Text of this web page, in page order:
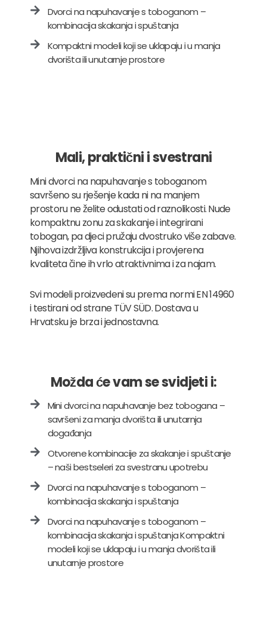
Dvorci na napuhavanje s toboganom –
kombinacija skakanja i spuštanja
Kompaktni modeli koji se uklapaju i u manja
dvorišta ili unutarnje prostore
Mali, praktični i svestrani
Mini dvorci na napuhavanje s toboganom
savršeno su rješenje kada ni na manjem
prostoru ne želite odustati od raznolikosti. Nude
kompaktnu zonu za skakanje i integrirani
tobogan, pa djeci pružaju dvostruko više zabave.
Njihova izdržljiva konstrukcija i provjerena
kvaliteta čine ih vrlo atraktivnima i za najam.
Svi modeli proizvedeni su prema normi EN 14960
i testirani od strane TÜV SÜD. Dostava u
Hrvatsku je brza i jednostavna.
Možda će vam se svidjeti i:
Mini dvorci na napuhavanje bez tobogana –
savršeni za manja dvorišta ili unutarnja
događanja
Otvorene kombinacije za skakanje i spuštanje
– naši bestseleri za svestranu upotrebu
Dvorci na napuhavanje s toboganom –
kombinacija skakanja i spuštanja
Dvorci na napuhavanje s toboganom –
kombinacija skakanja i spuštanja Kompaktni
modeli koji se uklapaju i u manja dvorišta ili
unutarnje prostore